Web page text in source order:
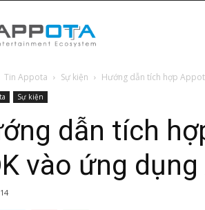
News
Tin Appota Sự kiện Hướng dẫn tích hợp
Sự kiện
dẫn tích
vào ứng